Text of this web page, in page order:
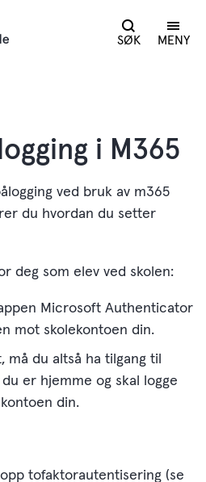
SØK MENY
i M365
ved bruk av m365
du hvordan du setter
deg som elev ved skolen:
Microsoft Authenticator
mot skolekontoen din.
må du altså ha tilgang til
er hjemme og skal logge
din.
tofaktorautentisering (se